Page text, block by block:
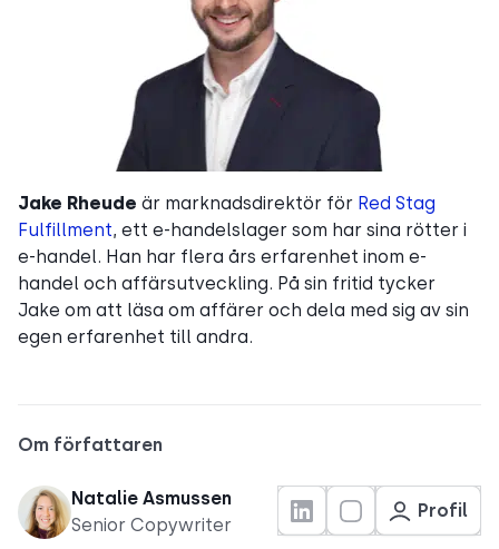
Jake Rheude är marknadsdirektör för Red Stag
Fulfillment, ett e-handelslager som har sina rötter i
e-handel. Han har flera års erfarenhet inom e-
handel och affärsutveckling. På sin fritid tycker
Jake om att läsa om affärer och dela med sig av sin
egen erfarenhet till andra.
Om författaren
Natalie Asmussen
Senior Copywriter
Profil